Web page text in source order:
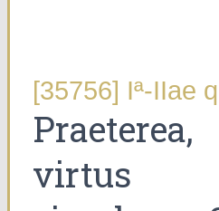
[35756] Iª-IIae
virtus